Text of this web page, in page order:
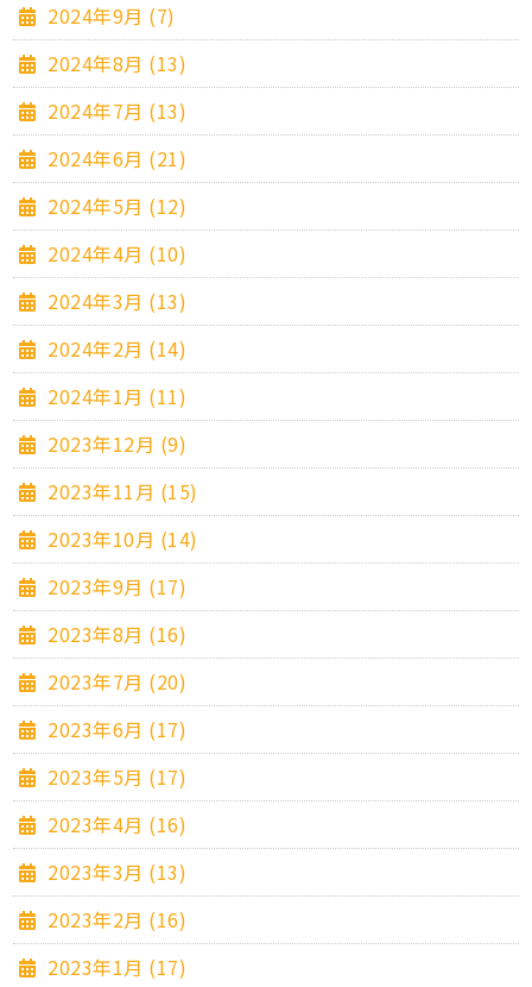
2024年9月 (7)
2024年8月 (13)
2024年7月 (13)
2024年6月 (21)
2024年5月 (12)
2024年4月 (10)
2024年3月 (13)
2024年2月 (14)
2024年1月 (11)
2023年12月 (9)
2023年11月 (15)
2023年10月 (14)
2023年9月 (17)
2023年8月 (16)
2023年7月 (20)
2023年6月 (17)
2023年5月 (17)
2023年4月 (16)
2023年3月 (13)
2023年2月 (16)
2023年1月 (17)